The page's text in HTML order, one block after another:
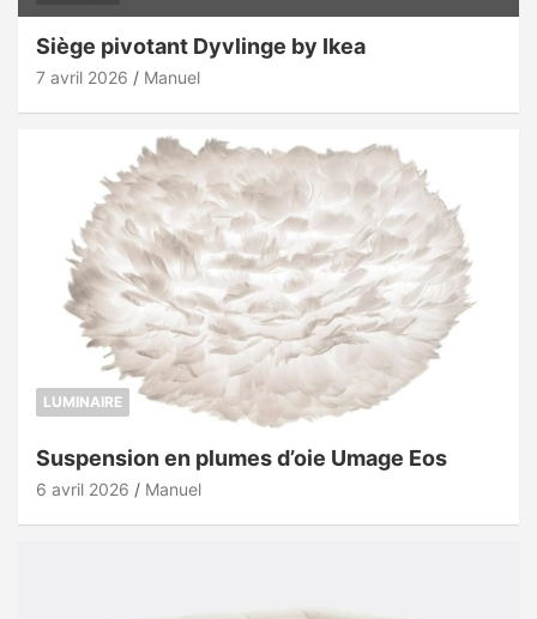
Siège pivotant Dyvlinge by Ikea
7 avril 2026 Manuel
LUMINAIRE
Suspension en plumes d’oie Umage Eos
6 avril 2026 Manuel